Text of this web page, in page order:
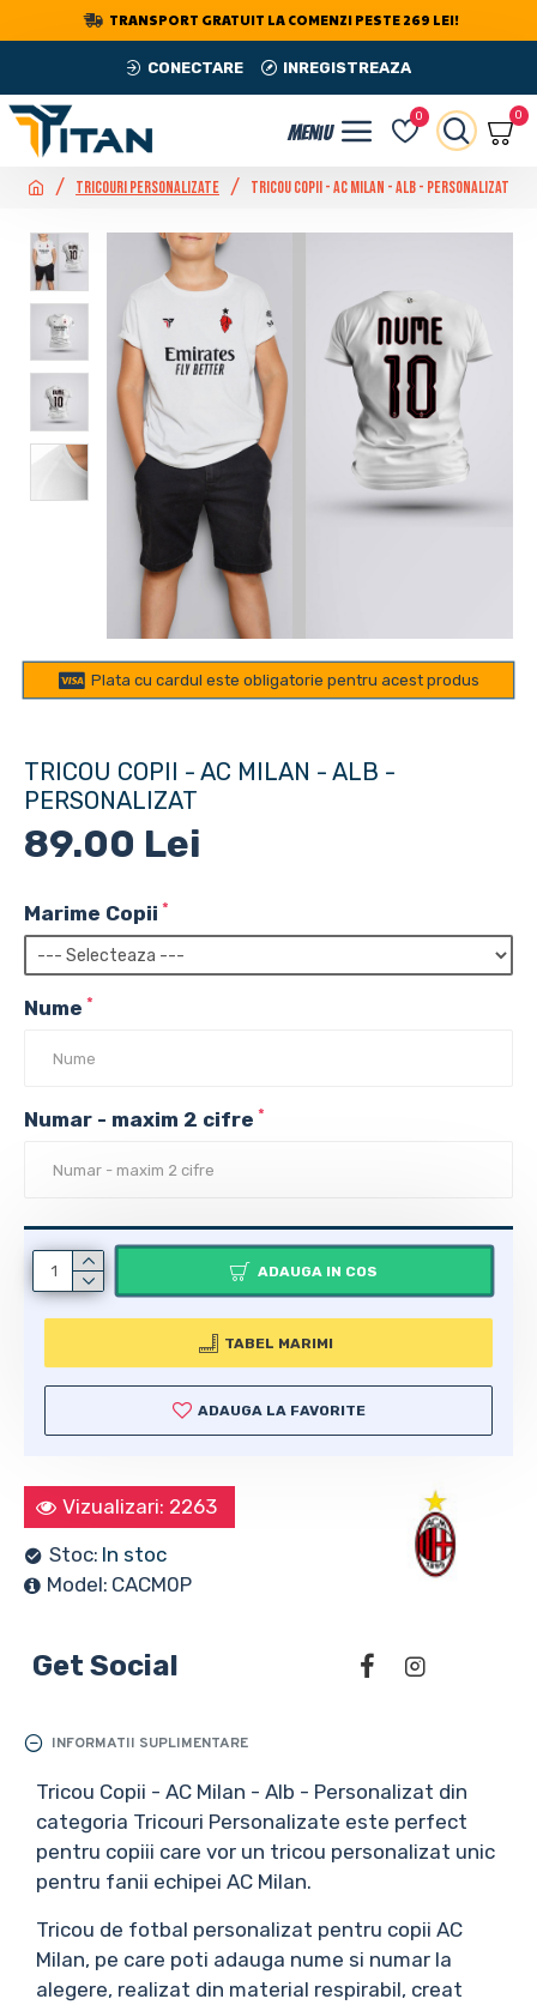
TRANSPORT GRATUIT LA COMENZI PESTE 269 LEI!
CONECTARE INREGISTREAZA
0 0
Tricouri Personalizate Tricou Copii - AC Milan - Alb - Personalizat
Plata cu cardul este obligatorie pentru acest produs
TRICOU COPII - AC MILAN - ALB -
PERSONALIZAT
Stoc: In stoc
Model: CACM0P
Vizualizari: 2263
89.00 Lei
Marime Copii
Nume
Numar - maxim 2 cifre
ADAUGA IN COS
TABEL MARIMI
ADAUGA LA FAVORITE
Get Social
INFORMATII SUPLIMENTARE
Tricou Copii - AC Milan - Alb - Personalizat din
categoria Tricouri Personalizate este perfect
pentru copiii care vor un tricou personalizat unic
pentru fanii echipei AC Milan.
Tricou de fotbal personalizat pentru copii AC
Milan, pe care poti adauga nume si numar la
alegere, realizat din material respirabil, creat